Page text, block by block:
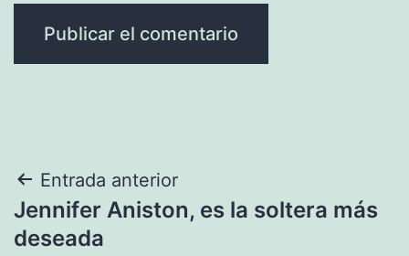
Navegación
de
Entrada anterior
Jennifer Aniston, es la soltera más
deseada